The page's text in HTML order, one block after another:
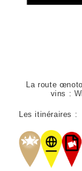
La route
vins :
Les itinéraires :